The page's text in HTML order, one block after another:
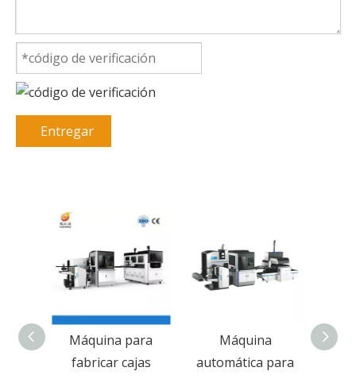
Entregar
Máquina para
fabricar cajas
Máquina
automática para